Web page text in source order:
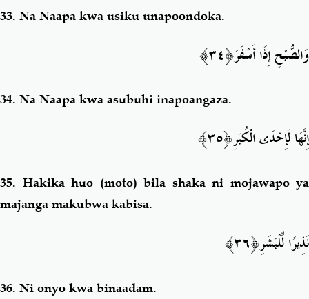
33. Na Naapa kwa usiku unapoondoka.
وَالصُّبْحِ إِذَا أَسْفَرَ﴿٣٤﴾
34. Na Naapa kwa asubuhi inapoangaza.
إِنَّهَا لَإِحْدَى الْكُبَرِ﴿٣٥﴾
35. Hakika huo (moto) bila shaka ni mojawapo ya
majanga makubwa kabisa.
نَذِيرًا لِّلْبَشَرِ﴿٣٦﴾
36. Ni onyo kwa binaadam.